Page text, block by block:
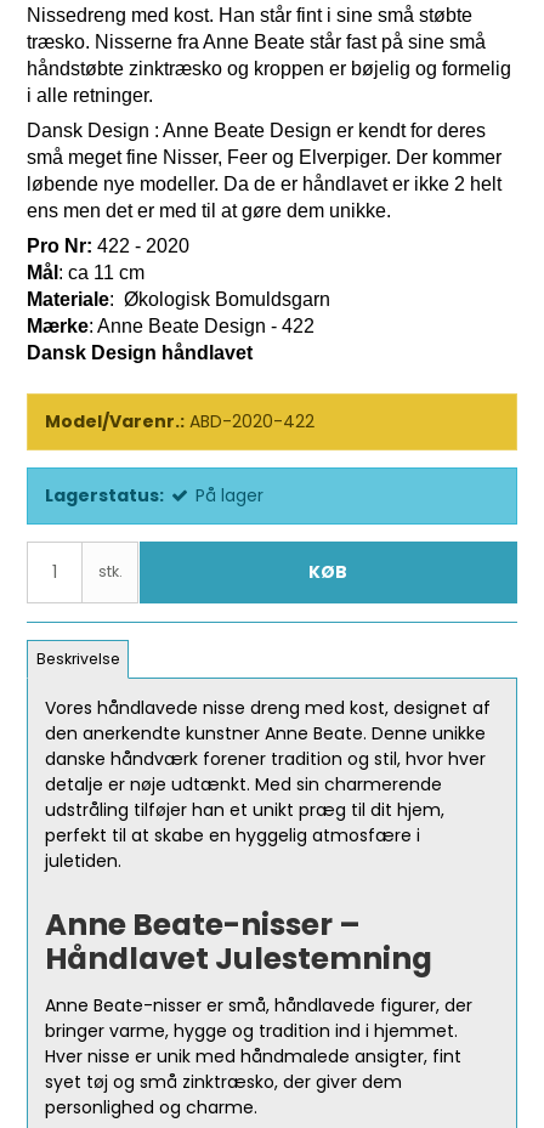
Nissedreng med kost. Han står fint i sine små støbte
træsko. Nisserne fra Anne Beate står fast på sine små
håndstøbte zinktræsko og kroppen er bøjelig og formelig
i alle retninger.
Dansk Design : Anne Beate Design er kendt for deres
små meget fine Nisser, Feer og Elverpiger. Der kommer
løbende nye modeller. Da de er håndlavet er ikke 2 helt
ens men det er med til at gøre dem unikke.
Pro Nr: 422 - 2020
Mål : ca 11 cm
Materiale: Økologisk Bomuldsgarn
Mærke: Anne Beate Design - 422
Dansk Design håndlavet
Model/Varenr.: ABD-2020-422
Lagerstatus: På lager
stk. KØB
Beskrivelse
Vores håndlavede nisse dreng med kost, designet af
den anerkendte kunstner Anne Beate. Denne unikke
danske håndværk forener tradition og stil, hvor hver
detalje er nøje udtænkt. Med sin charmerende
udstråling tilføjer han et unikt præg til dit hjem,
perfekt til at skabe en hyggelig atmosfære i
juletiden.
Anne Beate-nisser –
Håndlavet Julestemning
Anne Beate-nisser er små, håndlavede figurer, der
bringer varme, hygge og tradition ind i hjemmet.
Hver nisse er unik med håndmalede ansigter, fint
syet tøj og små zinktræsko, der giver dem
personlighed og charme.